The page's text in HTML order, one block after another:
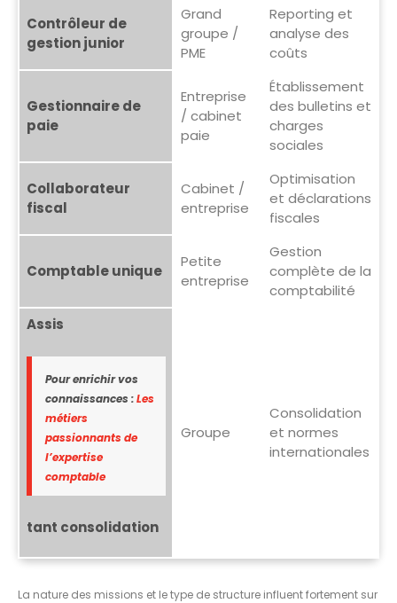
Contrôleur de
gestion junior
Grand
groupe /
PME
Reporting et
analyse des
coûts
Gestionnaire de
paie
Entreprise
/ cabinet
paie
Établissement
des bulletins et
charges
sociales
Collaborateur
fiscal
Cabinet /
entreprise
Optimisation
et déclarations
fiscales
Comptable unique
Petite
entreprise
Gestion
complète de la
comptabilité
Assis
Pour enrichir vos
connaissances :Les
métiers
passionnants de
l’expertise
comptable
tant consolidation
Groupe
Consolidation
et normes
internationales
La nature des missions et le type de structure influent fortement sur